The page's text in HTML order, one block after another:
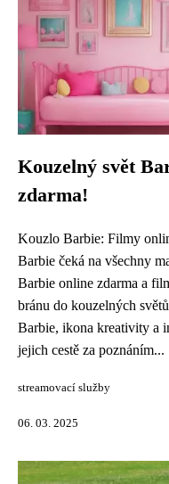
Kouzelný svět
zdarma!
Kouzlo Barbie: Filmy
Barbie čeká na všechny
Barbie online zdarma a
bránu do kouzelných
Barbie, ikona kreativity a
jejich cestě za poznáním...
streamovací služby
06. 03. 2025